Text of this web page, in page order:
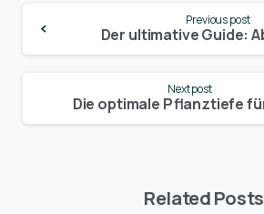
Reading
Previous post
Next post
Related Posts